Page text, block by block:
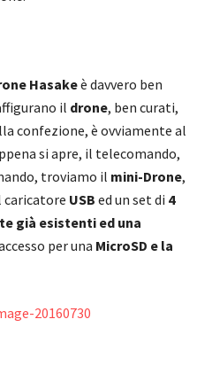
Hasakeè davvero ben
il drone, ben curati,
confezione, è ovviamente al
si apre, il telecomando,
troviamo il mini-Drone,
caricatore USB ed un set di 4
già esistenti ed una
per una MicroSD e la